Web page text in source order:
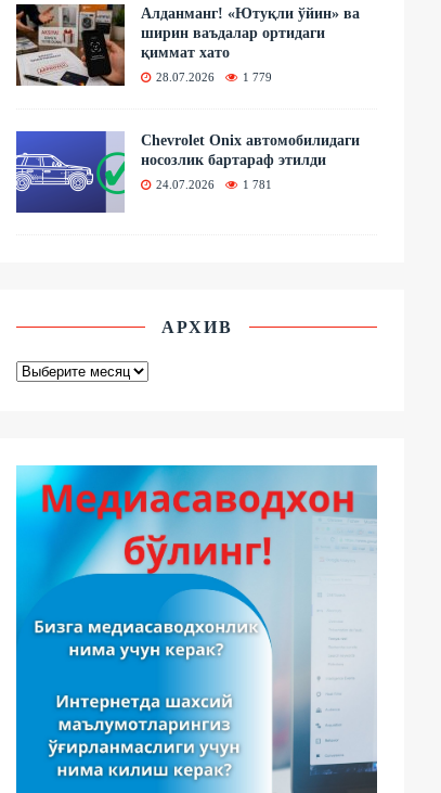
Алданманг! «Ютуқли ўйин» ва
ширин ваъдалар ортидаги
қиммат хато
28.07.2026 1 779
Chevrolet Onix автомобилидаги
носозлик бартараф этилди
24.07.2026 1 781
АРХИВ